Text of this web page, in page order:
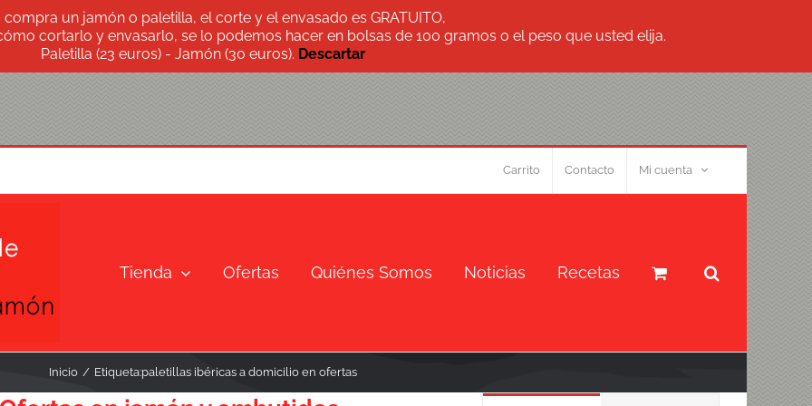
compra un jamón o paletilla, el corte y el envasado es GRATUITO,
cortarlo y envasarlo, se lo podemos hacer en bolsas de 100 gramos o el peso que usted elija.
Paletilla (23 euros) - Jamón (30 euros). Descartar
Carrito Contacto Mi cuenta
Tienda Ofertas Quiénes Somos Noticias Recetas
Inicio Etiqueta:paletillas ibéricas a domicilio en ofertas